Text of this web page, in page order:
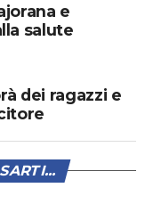
e
salute
dei ragazzi e